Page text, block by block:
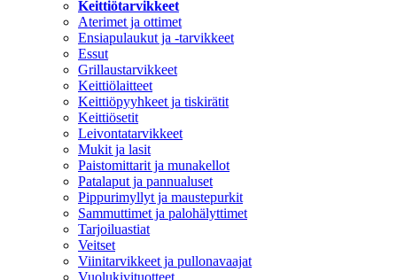
Keittiötarvikkeet
Aterimet ja ottimet
Ensiapulaukut ja -tarvikkeet
Essut
Grillaustarvikkeet
Keittiölaitteet
Keittiöpyyhkeet ja tiskirätit
Keittiösetit
Leivontatarvikkeet
Mukit ja lasit
Paistomittarit ja munakellot
Patalaput ja pannualuset
Pippurimyllyt ja maustepurkit
Sammuttimet ja palohälyttimet
Tarjoiluastiat
Veitset
Viinitarvikkeet ja pullonavaajat
Vuolukivituotteet